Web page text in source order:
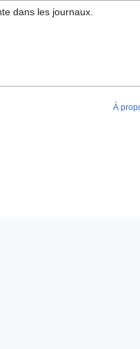
dans les journaux.
À